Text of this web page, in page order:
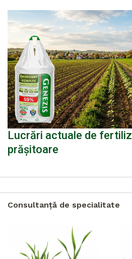
Lucrări actuale de
prășitoare
Consultanță de specialitate